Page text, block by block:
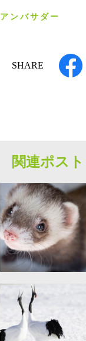
アンバサダー
SHARE
関連ポスト